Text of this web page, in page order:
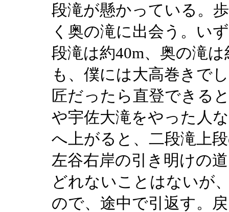
段滝が懸かっている。
く奥の滝に出会う。い
段滝は約40m、奥の滝
も、僕には大高巻きで
匠だったら直登できる
や宇佐大滝をやった人
へ上がると、二段滝上
左谷右岸の引き明けの
どれないことはないが
ので、途中で引返す。